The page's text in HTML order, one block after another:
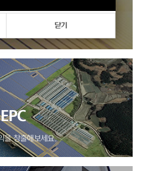
요.
을 창출해보세요.
닫기